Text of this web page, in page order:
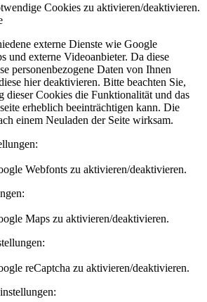
Cookies zu aktivieren/deaktivieren.
externe Dienste wie Google
und externe Videoanbieter. Da diese
personenbezogene Daten von Ihnen
hier deaktivieren. Bitte beachten Sie,
dieser Cookies die Funktionalität und das
erheblich beeinträchtigen kann. Die
einem Neuladen der Seite wirksam.
Webfonts zu aktivieren/deaktivieren.
Maps zu aktivieren/deaktivieren.
reCaptcha zu aktivieren/deaktivieren.